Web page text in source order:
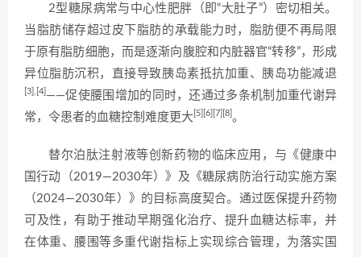
2型糖尿病常与中心性肥胖（即“大肚子”）密切相关。
当脂肪储存超过皮下脂肪的承载能力时，脂肪便不再局限
于原有脂肪细胞，而是逐渐向腹腔和内脏器官“转移”，形成
异位脂肪沉积，直接导致胰岛素抵抗加重、胰岛功能减退
[3], [4] ——促使腰围增加的同时，还通过多条机制加重代谢异
常，令患者的血糖控制难度更大 [5] [6] [7] [8] 。
替尔泊肽注射液等创新药物的临床应用，与《健康中
国行动（2019—2030年）》及《糖尿病防治行动实施方案
（2024—2030年）》的目标高度契合。通过医保提升药物
可及性，有助于推动早期强化治疗、提升血糖达标率，并
在体重、腰围等多重代谢指标上实现综合管理，为落实国